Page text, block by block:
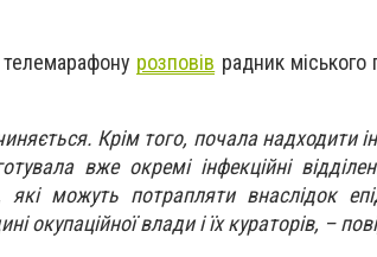
розповів радник
Крім того, почала надходити
вже окремі інфекційні
можуть потрапляти внаслідок
окупаційної влади і їх кураторів, –